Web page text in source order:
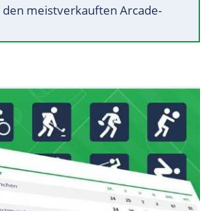
meistverkauften Arcade-